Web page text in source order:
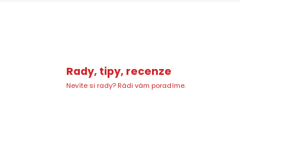
Rady, tipy, recenze
Nevíte si rady? Rádi vám poradíme.